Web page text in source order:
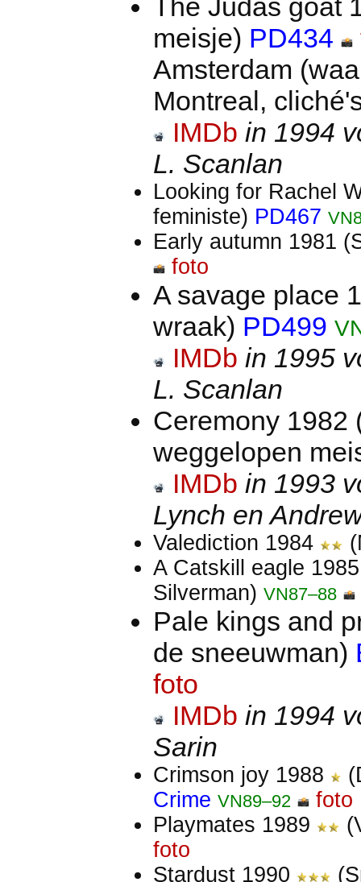
The Judas goat
meisje) PD434
Amsterdam
Montreal,
IMDb in 1994
L. Scanlan
Looking for Rachel
feministe) PD467
Early autumn 1981
foto
A savage place
wraak) PD499
IMDb in 1995
L. Scanlan
Ceremony 1982
weggelopen
IMDb in 1993
Lynch en
Valediction 1984
A Catskill eagle
Silverman) VN87–88
Pale kings and
de sneeuwman)
foto
IMDb in 1994
Sarin
Crimson joy 1988
Crime VN89–92
foto
Playmates 1989
foto
Stardust 1990